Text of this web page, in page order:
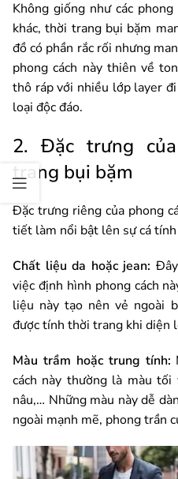
Không giống như các
khác, thời trang bụi bặm
đồ có phần rắc rối nhưng
phong cách này thiên về
thô ráp với nhiều lớp layer
loại độc đáo.
2. Đặc trưng
trang bụi bặm
Đặc trưng riêng của phong
tiết làm nổi bật lên sự cá tính
Chất liệu da hoặc jean:
việc định hình phong cách
liệu này tạo nên vẻ ngoài
được tính thời trang khi diện
Màu trầm hoặc trung tính:
cách này thường là màu
nâu,… Những màu này dễ
ngoài mạnh mẽ, phong trần